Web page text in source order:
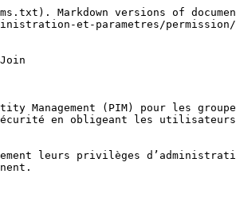
Markdown versions of
et-parametres/permission/
Management (PIM) pour les
en obligeant les
leurs privilèges